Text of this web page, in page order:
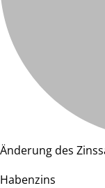
Änderung des
Habenzins